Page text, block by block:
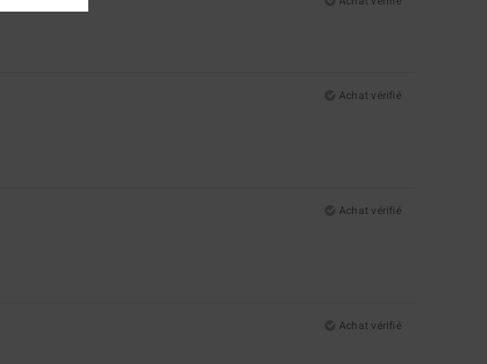
Achat vérifié
Achat vérifié
Achat vérifié